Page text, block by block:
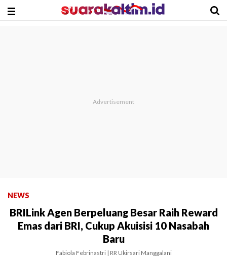
NEWS
BRILink Agen Berpeluang Besar Raih Reward
Emas dari BRI, Cukup Akuisisi 10 Nasabah
Baru
Fabiola Febrinastri | RR Ukirsari Manggalani